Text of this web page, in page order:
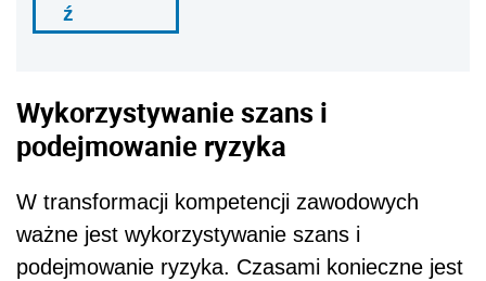
ź
Wykorzystywanie szans i
podejmowanie ryzyka
W transformacji kompetencji zawodowych
ważne jest wykorzystywanie szans i
podejmowanie ryzyka. Czasami konieczne jest